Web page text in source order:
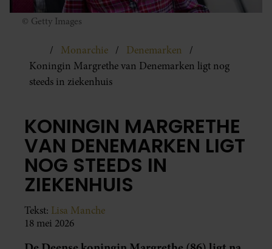
© Getty Images
Monarchie
Denemarken
Koningin Margrethe van Denemarken ligt nog
steeds in ziekenhuis
KONINGIN MARGRETHE
VAN DENEMARKEN LIGT
NOG STEEDS IN
ZIEKENHUIS
Tekst: Lisa Manche
18 mei 2026